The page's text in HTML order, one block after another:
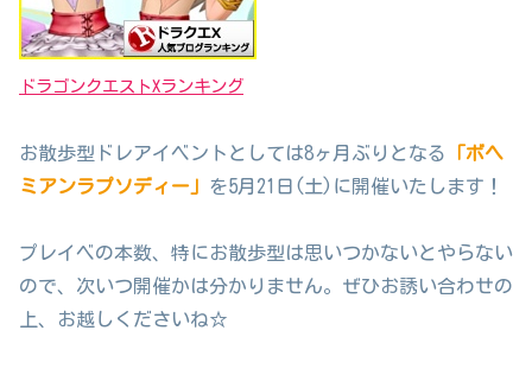
ドラゴンクエストXランキング
お散歩型ドレアイベントとしては8ヶ月ぶりとなる
「ボヘ
ミアンラプソディー」 を5月21日(土)に開催いたします！
プレイベの本数、特にお散歩型は思いつかないとやらない
ので、次いつ開催かは分かりません。ぜひお誘い合わせの
上、お越しくださいね☆